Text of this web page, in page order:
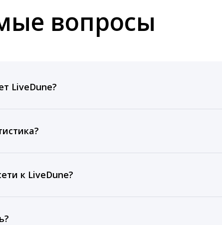
вопросы
LiveDune?
посты и присылаем автоматические отчеты с
Бизнес отображаются сведения за 3 года, а
к LiveDune?